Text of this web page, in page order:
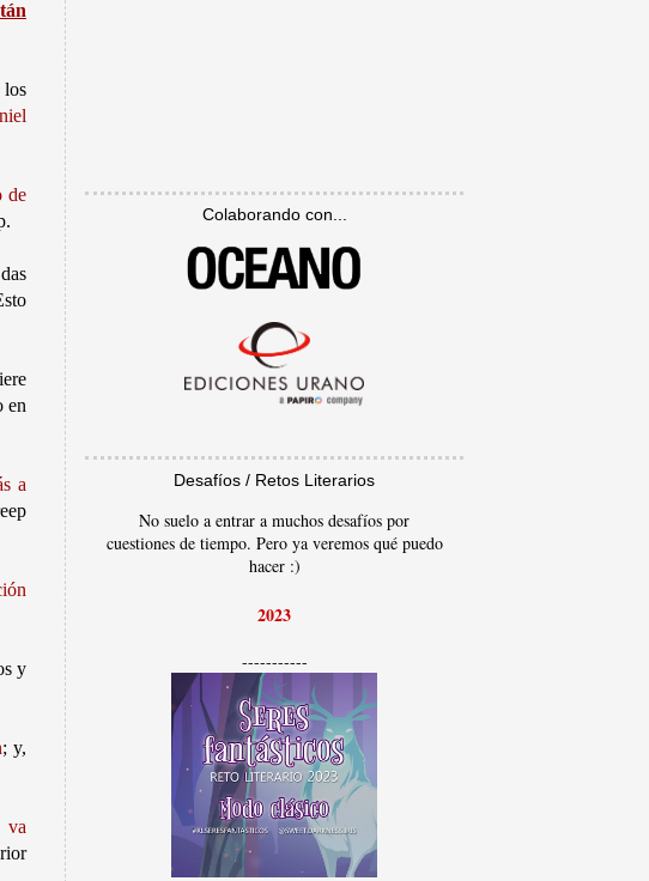
de
en
a
y
; y,
va
Colaborando con...
Desafíos / Retos Literarios
No suelo a entrar a muchos desafíos por
cuestiones de tiempo. Pero ya veremos qué puedo
hacer :)
2023
-----------